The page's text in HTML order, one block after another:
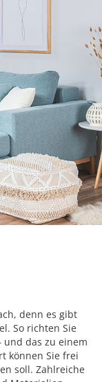
denn es gibt
So richten Sie
und das zu einem
können Sie frei
soll. Zahlreiche